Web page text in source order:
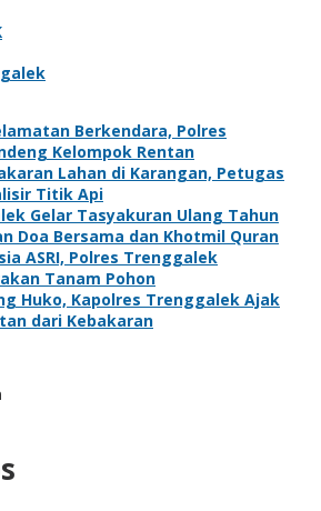
Berkendara, Polres
Kelompok Rentan
Lahan di Karangan, Petugas
Titik Api
Gelar Tasyakuran Ulang Tahun
Doa Bersama dan Khotmil Quran
ASRI, Polres Trenggalek
Tanam Pohon
Huko, Kapolres Trenggalek Ajak
dari Kebakaran